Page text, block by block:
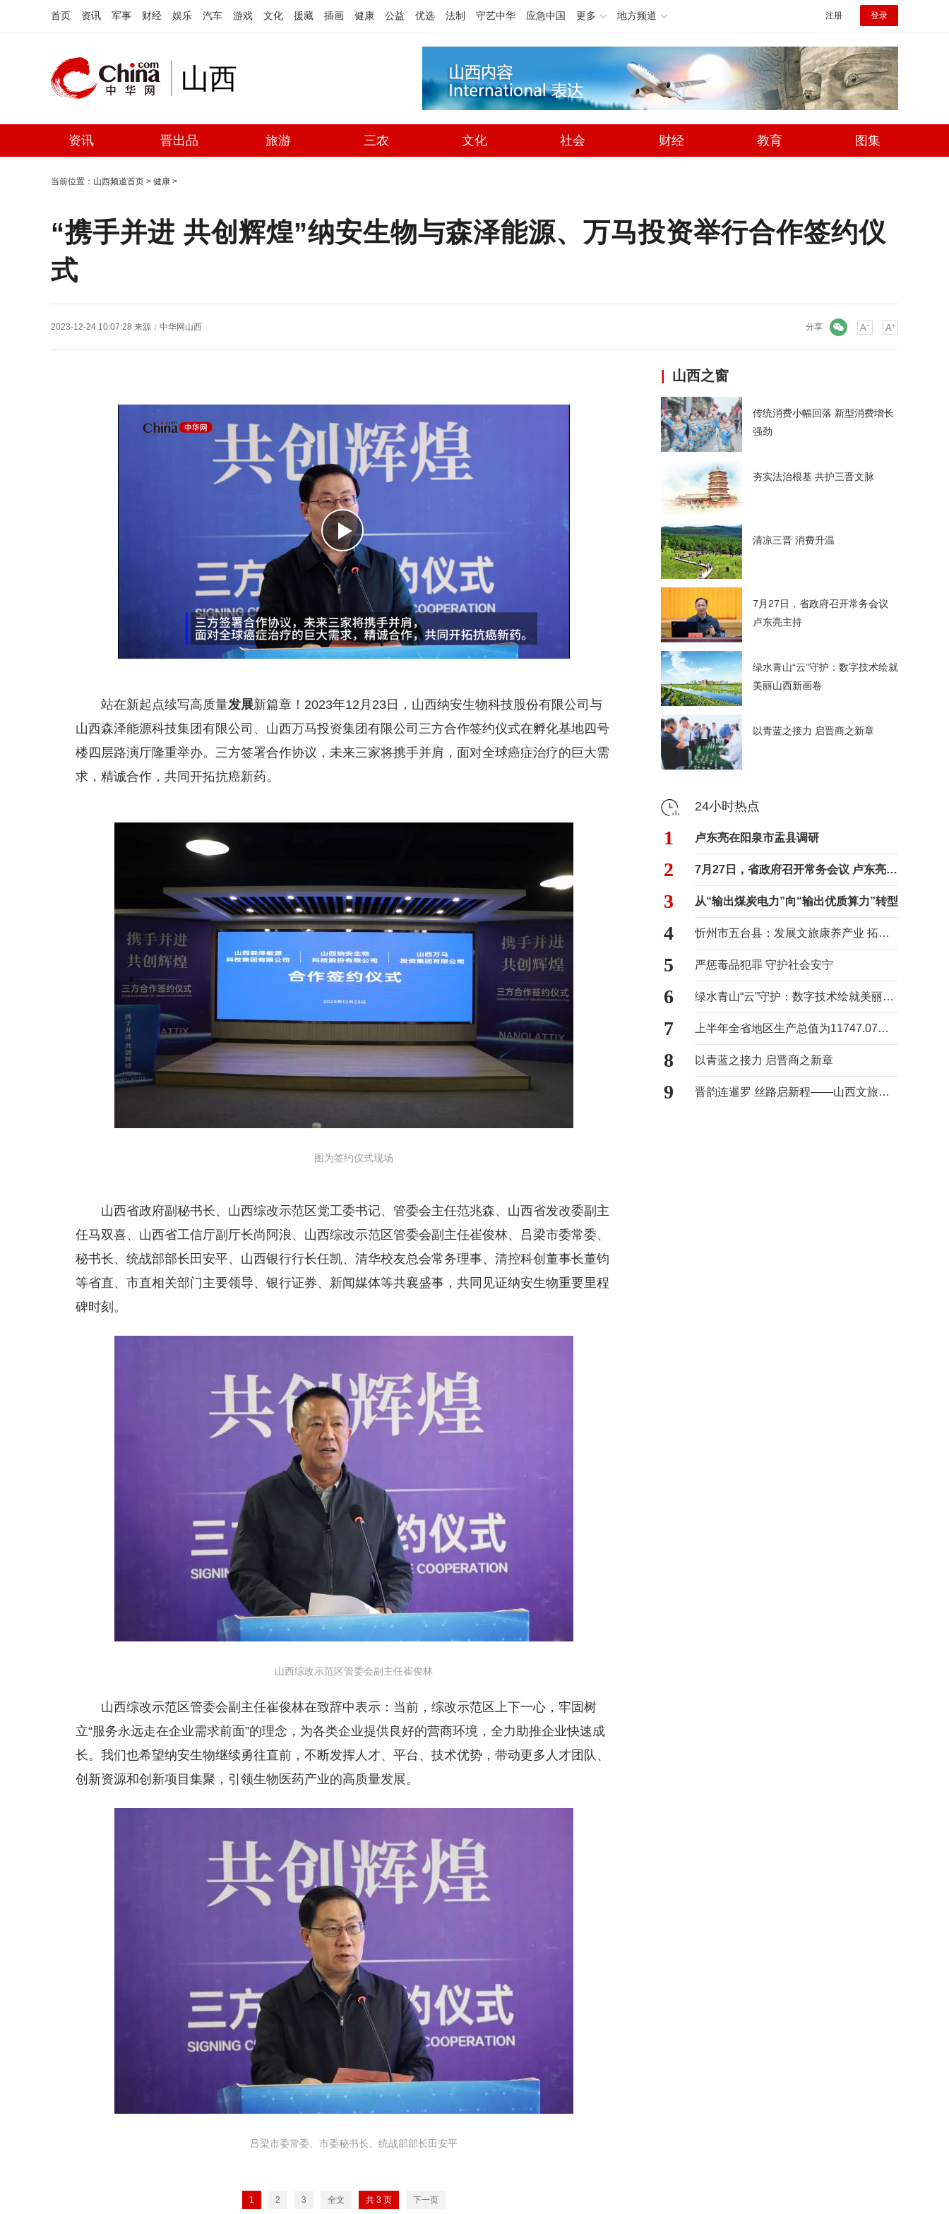
首页 资讯 军事 财经 娱乐 汽车 游戏 文化 援藏 插画 健康 公益 优选 法制 守艺中华 应急中国 更多 地方频道 注册 登录
山西
资讯 晋出品 旅游 三农 文化 社会 财经 教育 图集
当前位置： 山西频道首页 > 健康 >
“携手并进 共创辉煌”纳安生物与森泽能源、万马投资举行合作签约仪
式
2023-12-24 10:07:28 来源： 中华网山西 分享
站在新起点续写高质量发展新篇章！2023年12月23日，山西纳安生物科技股份有限公司与
山西森泽能源科技集团有限公司、山西万马投资集团有限公司三方合作签约仪式在孵化基地四号
楼四层路演厅隆重举办。三方签署合作协议，未来三家将携手并肩，面对全球癌症治疗的巨大需
求，精诚合作，共同开拓抗癌新药。
图为签约仪式现场
山西省政府副秘书长、山西综改示范区党工委书记、管委会主任范兆森、山西省发改委副主
任马双喜、山西省工信厅副厅长尚阿浪、山西综改示范区管委会副主任崔俊林、吕梁市委常委、
秘书长、统战部部长田安平、山西银行行长任凯、清华校友总会常务理事、清控科创董事长董钧
等省直、市直相关部门主要领导、银行证券、新闻媒体等共襄盛事，共同见证纳安生物重要里程
碑时刻。
山西综改示范区管委会副主任崔俊林
山西综改示范区管委会副主任崔俊林在致辞中表示：当前，综改示范区上下一心，牢固树
立“服务永远走在企业需求前面”的理念，为各类企业提供良好的营商环境，全力助推企业快速成
长。我们也希望纳安生物继续勇往直前，不断发挥人才、平台、技术优势，带动更多人才团队、
创新资源和创新项目集聚，引领生物医药产业的高质量发展。
吕梁市委常委、市委秘书长、统战部部长田安平
1 2 3 全文 共 3 页 下一页
山西之窗
传统消费小幅回落 新型消费增长
强劲
夯实法治根基 共护三晋文脉
清凉三晋 消费升温
7月27日，省政府召开常务会议
卢东亮主持
绿水青山“云”守护：数字技术绘就
美丽山西新画卷
以青蓝之接力 启晋商之新章
24小时热点
1 卢东亮在阳泉市盂县调研
2 7月27日，省政府召开常务会议 卢东亮主持
3 从“输出煤炭电力”向“输出优质算力”转型
4 忻州市五台县：发展文旅康养产业 拓宽村民增收路径
5 严惩毒品犯罪 守护社会安宁
6 绿水青山“云”守护：数字技术绘就美丽山西新画卷
7 上半年全省地区生产总值为11747.07亿元
8 以青蓝之接力 启晋商之新章
9 晋韵连暹罗 丝路启新程——山西文旅专题推介活动在泰国曼谷成功举办